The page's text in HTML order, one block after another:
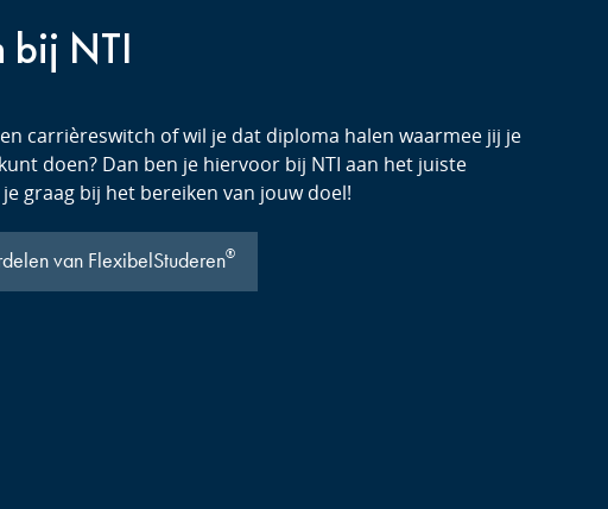
bij NTI
carrièreswitch of wil je dat diploma halen waarmee jij je
doen? Dan ben je hiervoor bij NTI aan het juiste
graag bij het bereiken van jouw doel!
van FlexibelStuderen®